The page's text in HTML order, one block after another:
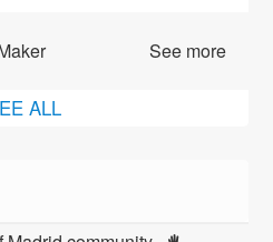
See more
ALL